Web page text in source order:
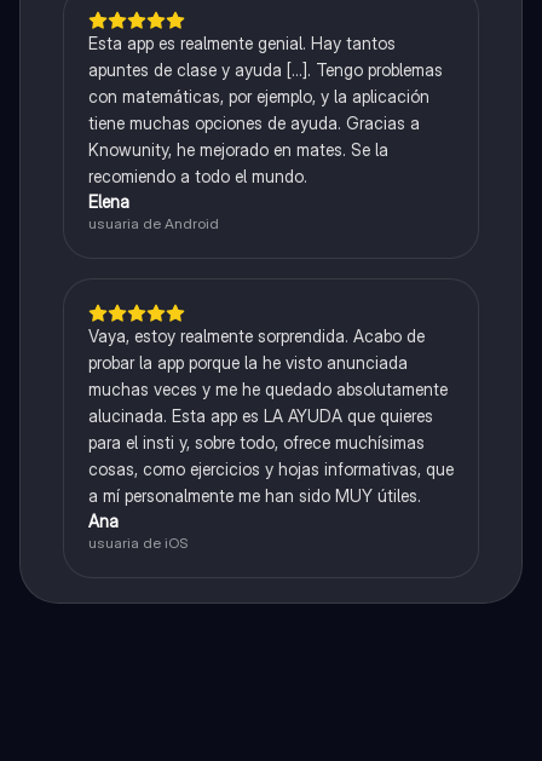
Esta app es realmente genial. Hay tantos
apuntes de clase y ayuda [...]. Tengo problemas
con matemáticas, por ejemplo, y la aplicación
tiene muchas opciones de ayuda. Gracias a
Knowunity, he mejorado en mates. Se la
recomiendo a todo el mundo.
Elena
usuaria de Android
Vaya, estoy realmente sorprendida. Acabo de
probar la app porque la he visto anunciada
muchas veces y me he quedado absolutamente
alucinada. Esta app es LA AYUDA que quieres
para el insti y, sobre todo, ofrece muchísimas
cosas, como ejercicios y hojas informativas, que
a mí personalmente me han sido MUY útiles.
Ana
usuaria de iOS